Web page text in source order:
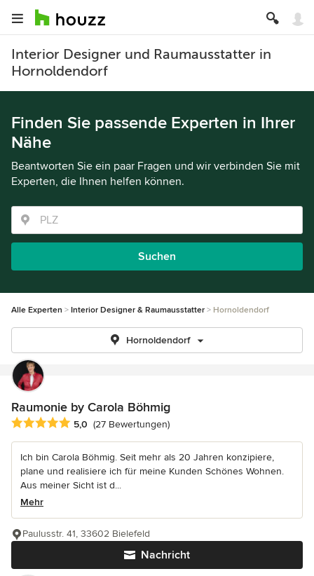
Interior Designer und Raumausstatter in
Hornoldendorf
Finden Sie passende Experten in Ihrer
Nähe
Beantworten Sie ein paar Fragen und wir verbinden Sie mit
Experten, die Ihnen helfen können.
Suchen
Alle Experten Interior Designer & Raumausstatter Hornoldendorf
Hornoldendorf
Raumonie by Carola Böhmig
Durchschnittliche Bewertung: 5 von 5 Sternen
5,0 (27 Bewertungen)
Ich bin Carola Böhmig. Seit mehr als 20 Jahren konzipiere,
plane und realisiere ich für meine Kunden Schönes Wohnen.
Aus meiner Sicht ist d...
Mehr
Nachricht
Paulusstr. 41, 33602 Bielefeld